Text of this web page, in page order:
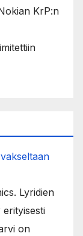
KrP:n
Lyridien
on